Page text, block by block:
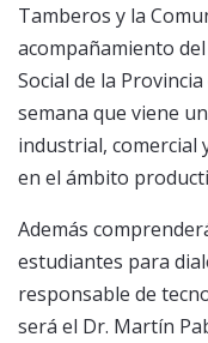
Tamberos y la
acompañamiento
Social de la
semana que viene
industrial, comercial
en el ámbito
Además
estudiantes para
responsable de
será el Dr. Martín